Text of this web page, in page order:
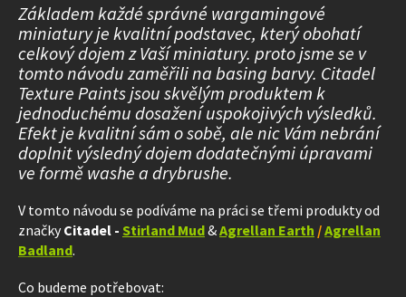
Základem každé správné wargamingové
miniatury je kvalitní podstavec, který obohatí
celkový dojem z Vaší miniatury. proto jsme se v
tomto návodu zaměřili na basing barvy. Citadel
Texture Paints jsou skvělým produktem k
jednoduchému dosažení uspokojivých výsledků.
Efekt je kvalitní sám o sobě, ale nic Vám nebrání
doplnit výsledný dojem dodatečnými úpravami
ve formě washe a drybrushe.
V tomto návodu se podíváme na práci se třemi produkty od
značky Citadel - Stirland Mud&Agrellan Earth /Agrellan
Badland.
Co budeme potřebovat: